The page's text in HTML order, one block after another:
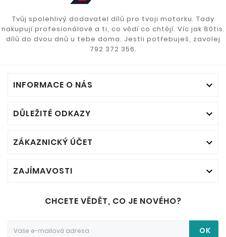
Tvůj spolehlivý dodavatel dílů pro tvoji motorku. Tady
nakupují profesionálové a ti, co vědí co chtějí. Víc jak 80tis.
dílů do dvou dnů u tebe doma. Jestli potřebuješ, zavolej
792 372 356.
INFORMACE O NÁS 
DŮLEŽITÉ ODKAZY 
ZÁKAZNICKÝ ÚČET 
ZAJÍMAVOSTI 
CHCETE VĚDĚT, CO JE NOVÉHO?
OK